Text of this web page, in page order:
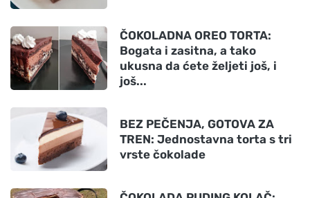
ČOKOLADNA OREO TORTA:
Bogata i zasitna, a tako
ukusna da ćete željeti još, i
još...
BEZ PEČENJA, GOTOVA ZA
TREN: Jednostavna torta s tri
vrste čokolade